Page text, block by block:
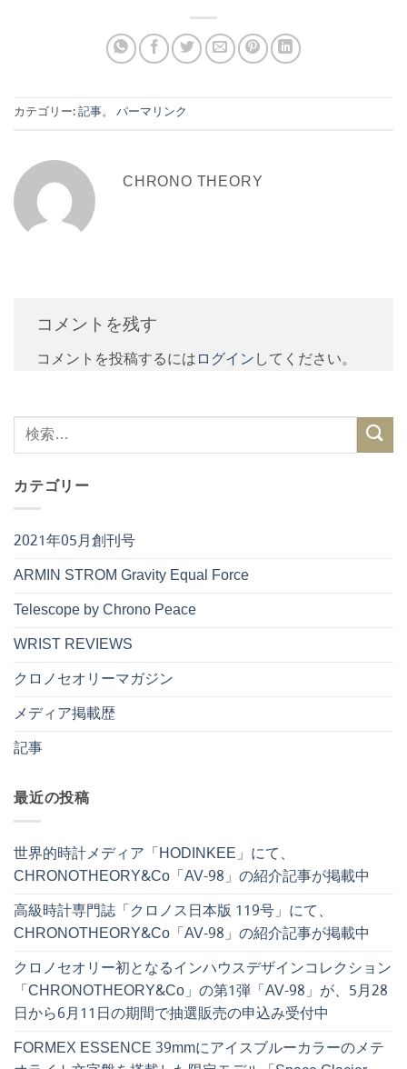
カテゴリー:記事。 パーマリンク
CHRONO THEORY
コメントを残す
コメントを投稿するにはログインしてください。
カテゴリー
2021年05月創刊号
ARMIN STROM Gravity Equal Force
Telescope by Chrono Peace
WRIST REVIEWS
クロノセオリーマガジン
メディア掲載歴
記事
最近の投稿
世界的時計メディア「HODINKEE」にて、
CHRONOTHEORY&Co「AV-98」の紹介記事が掲載中
高級時計専門誌「クロノス日本版 119号」にて、
CHRONOTHEORY&Co「AV-98」の紹介記事が掲載中
クロノセオリー初となるインハウスデザインコレクション
「CHRONOTHEORY&Co」の第1弾「AV-98」が、5月28
日から6月11日の期間で抽選販売の申込み受付中
FORMEX ESSENCE 39mmにアイスブルーカラーのメテ